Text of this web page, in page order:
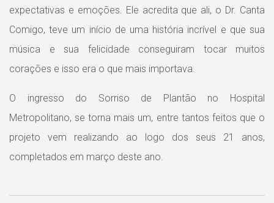
expectativas e emoções. Ele acredita que ali, o Dr. Canta
Comigo, teve um início de uma história incrível e que sua
música e sua felicidade conseguiram tocar muitos
corações e isso era o que mais importava.
O ingresso do Sorriso de Plantão no Hospital
Metropolitano, se torna mais um, entre tantos feitos que o
projeto vem realizando ao logo dos seus 21 anos,
completados em março deste ano.